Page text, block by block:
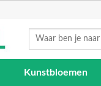
Zoeken
Kunstbloemen